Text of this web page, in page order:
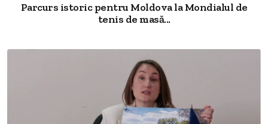
Parcurs istoric pentru Moldova la Mondialul de
tenis de masă...